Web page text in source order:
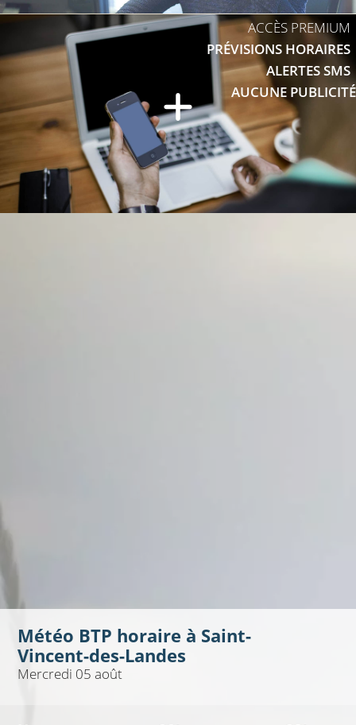
ACCÈS PREMIUM
PRÉVISIONS HORAIRES
ALERTES SMS
AUCUNE PUBLICITÉ
Météo BTP horaire à Saint-
Vincent-des-Landes
Mercredi 05 août